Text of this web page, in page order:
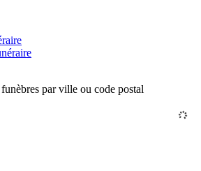
par ville ou code postal